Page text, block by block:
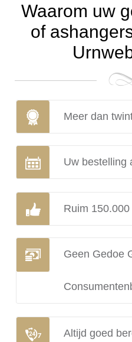
Waarom uw
of
Meer dan
Uw bestelling
Ruim
Geen Gedoe
Altijd goed